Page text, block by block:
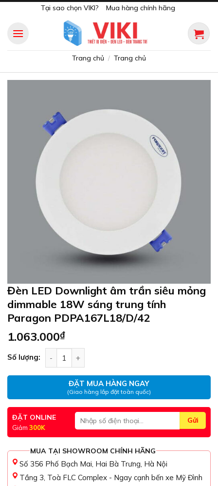
content
Tại sao chọn VIKI? Mua hàng chính hãng
Trang chủ / Trang chủ
Đèn LED Downlight âm trần siêu mỏng
dimmable 18W sáng trung tính
Paragon PDPA167L18/D/42
1.063.000₫
Số lượng:
ĐẶT MUA HÀNG NGAY
(Giao hàng lắp đặt toàn quốc)
ĐẶT ONLINE
Giảm 300K
MUA TẠI SHOWROOM CHÍNH HÃNG
Số 356 Phố Bạch Mai, Hai Bà Trưng, Hà Nội
Tầng 3, Toà FLC Complex - Ngay cạnh bến xe Mỹ Đình